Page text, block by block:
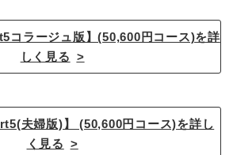
コラージュ版】(50,600円コース)を詳
しく見る
夫婦版)】 (50,600円コース)を詳し
く見る